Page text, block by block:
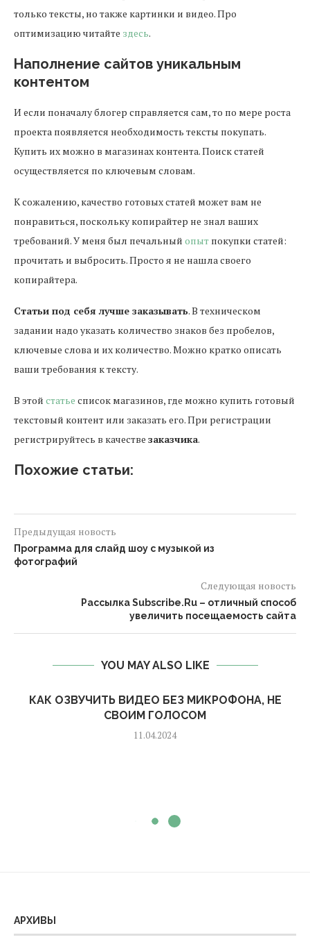
только тексты, но также картинки и видео. Про
оптимизацию читайте здесь.
Наполнение сайтов уникальным
контентом
И если поначалу блогер справляется сам, то по мере роста
проекта появляется необходимость тексты покупать.
Купить их можно в магазинах контента. Поиск статей
осуществляется по ключевым словам.
К сожалению, качество готовых статей может вам не
понравиться, поскольку копирайтер не знал ваших
требований. У меня был печальный опыт покупки статей:
прочитать и выбросить. Просто я не нашла своего
копирайтера.
Статьи под себя лучше заказывать. В техническом
задании надо указать количество знаков без пробелов,
ключевые слова и их количество. Можно кратко описать
ваши требования к тексту.
В этой статье список магазинов, где можно купить готовый
текстовый контент или заказать его. При регистрации
регистрируйтесь в качестве заказчика.
Похожие статьи:
Предыдущая новость
Программа для слайд шоу с музыкой из
фотографий
Следующая новость
Рассылка Subscribe.Ru – отличный способ
увеличить посещаемость сайта
YOU MAY ALSO LIKE
КАК ОЗВУЧИТЬ ВИДЕО БЕЗ МИКРОФОНА, НЕ
СВОИМ ГОЛОСОМ
11.04.2024
АРХИВЫ